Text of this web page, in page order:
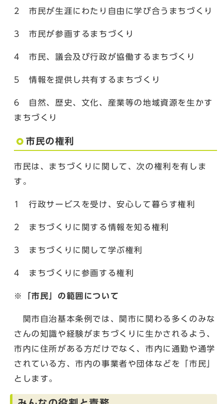
2 市民が生涯にわたり自由に学び合うまちづくり
3 市民が参画するまちづくり
4 市民、議会及び行政が協働するまちづくり
5 情報を提供し共有するまちづくり
6 自然、歴史、文化、産業等の地域資源を生かす
まちづくり
市民の権利
市民は、まちづくりに関して、次の権利を有しま
す。
1 行政サービスを受け、安心して暮らす権利
2 まちづくりに関する情報を知る権利
3 まちづくりに関して学ぶ権利
4 まちづくりに参画する権利
※「市民」の範囲について
関市自治基本条例では、関市に関わる多くのみな
さんの知識や経験がまちづくりに生かされるよう、
市内に住所がある方だけでなく、市内に通勤や通学
されている方、市内の事業者や団体などを「市民」
とします。